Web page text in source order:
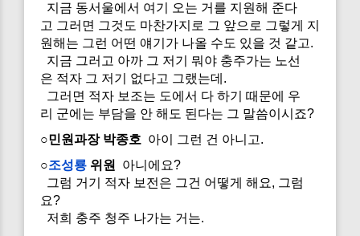
지금 동서울에서 여기 오는 거를 지원해 준다
고 그러면 그것도 마찬가지로 그 앞으로 그렇게 지
원해는 그런 어떤 얘기가 나올 수도 있을 것 같고.
지금 그러고 아까 그 저기 뭐야 충주가는 노선
은 적자 그 저기 없다고 그랬는데.
그러면 적자 보조는 도에서 다 하기 때문에 우
리 군에는 부담을 안 해도 된다는 그 말씀이시죠?
○민원과장 박종호 아이 그런 건 아니고.
○조성룡 위원
아니에요?
그럼 거기 적자 보전은 그건 어떻게 해요, 그럼
요?
저희 충주 청주 나가는 거는.